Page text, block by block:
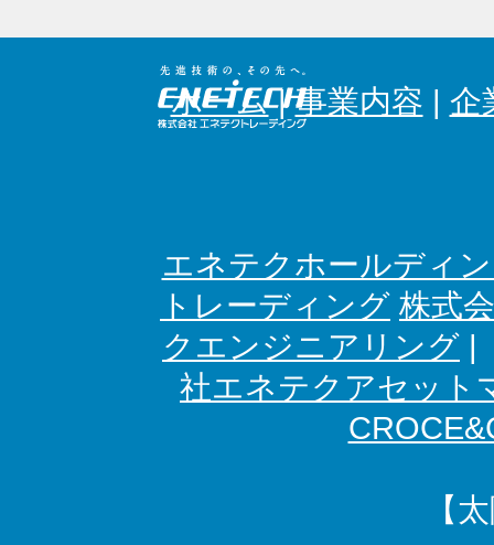
ホーム|事業内容 | 企
エネテクホールディ
トレーディング 株式
クエンジニアリング |
社エネテクアセット
【